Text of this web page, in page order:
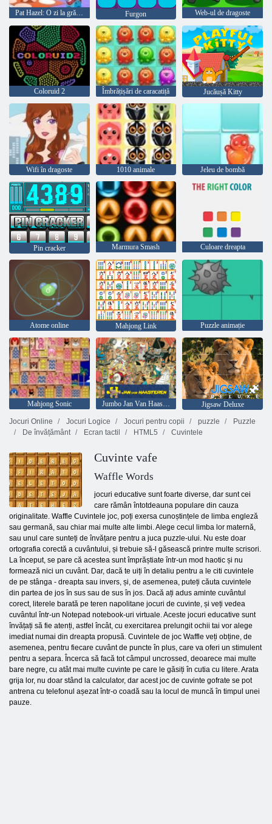
Pat Hazel: O zi la grădiniță Furgon Web-ul de dragoste
Coloruid 2 Îmbrățișări de caracatiță Jucăușă Kitty
Wifi în dragoste 1010 animale Jeleu de bombă
Pin cracker Marmura Smash Culoare dreapta
Atome online Mahjong Link Puzzle animație
Mahjong Sonic Jumbo Jan Van Haasteren
Jigsaw Deluxe
Jocuri Online
Jocuri Logice Jocuri pentru copii puzzle
Puzzle
De învățământ
Ecran tactil HTML5 Cuvintele
Cuvinte vafe
Waffle Words
jocuri educative sunt foarte diverse, dar sunt cei
care rămân întotdeauna populare din cauza
originalitate. Waffle Cuvintele joc, poți exersa cunoștințele de limba engleză
sau germană, sau chiar mai multe alte limbi. Alege cecul limba lor maternă,
sau unul care sunteți de învățare pentru a juca puzzle-ului. Nu este doar
ortografia corectă a cuvântului, și trebuie să-l găsească printre multe scrisori.
La început, se pare că acestea sunt împrăștiate într-un mod haotic și nu
formează nici un cuvânt. Dar, dacă te uiți în detaliu pentru a le citi cuvintele
de pe stânga - dreapta sau invers, și, de asemenea, puteți căuta cuvintele
din partea de jos în sus sau de sus în jos. Dacă ați adus aminte cuvântul
corect, literele barată pe teren napolitane jocuri de cuvinte, și veți vedea
cuvântul într-un Notepad notebook-uri virtuale. Aceste jocuri educative sunt
învățați să fie atenți, astfel încât, cu exercitarea prelungit ochii tai vor alege
imediat numai din dreapta propusă. Cuvintele de joc Waffle veți obține, de
asemenea, pentru fiecare cuvânt de puncte în plus, care va oferi un stimulent
pentru a separa. Încerca să facă tot câmpul uncrossed, deoarece mai multe
bare negre, cu atât mai multe cuvinte pe care le găsiți în cutia cu litere. Arata
grija lor, nu doar stând la calculator, dar acest joc de cuvinte gofrate se pot
antrena cu telefonul așezat într-o coadă sau la locul de muncă în timpul unei
pauze.